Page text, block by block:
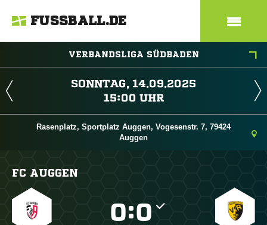
FUSSBALL.DE
VERBANDSLIGA SÜDBADEN
 
 
Rasenplatz, Sportplatz Auggen, Vogesenstr. 7, 79424
Auggen
FC AUGGEN
: